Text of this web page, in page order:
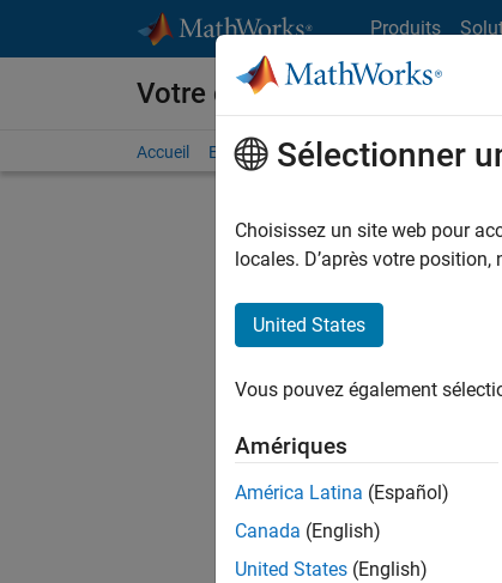
Produits
Votre carrière chez
Accueil Explorer nos opportunités Adresses
Sélectionner
Choisissez un site web pour
locales. D’après votre
United States
Vous pouvez également
Amériques
América Latina (Español)
Canada (English)
United States (English)